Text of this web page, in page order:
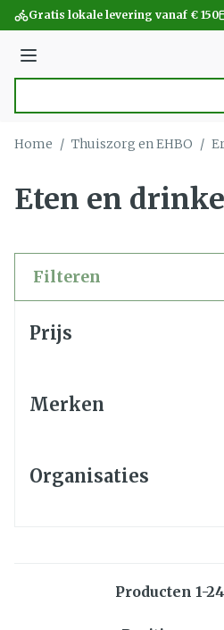
Ga naar de inhoud
Gratis lokale levering vanaf € 150
Menu
Home / Thuiszorg en EHBO /
Eten en
Filteren
Prijs
Merken
Organisaties
Producten 1-24